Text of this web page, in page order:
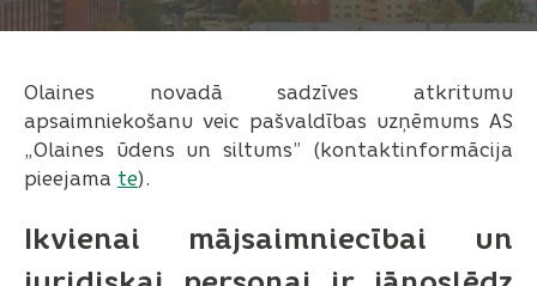
Olaines novadā sadzīves atkritumu
apsaimniekošanu veic pašvaldības uzņēmums AS
„Olaines ūdens un siltums” (kontaktinformācija
pieejama te).
Ikvienai mājsaimniecībai un